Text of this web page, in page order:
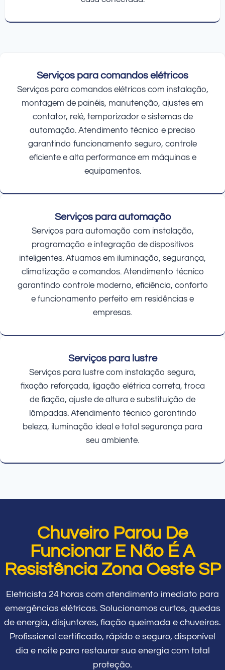
Serviços para comandos elétricos
Serviços para comandos elétricos com instalação,
montagem de painéis, manutenção, ajustes em
contator, relé, temporizador e sistemas de
automação. Atendimento técnico e preciso
garantindo funcionamento seguro, controle
eficiente e alta performance em máquinas e
equipamentos.
Serviços para automação
Serviços para automação com instalação,
programação e integração de dispositivos
inteligentes. Atuamos em iluminação, segurança,
climatização e comandos. Atendimento técnico
garantindo controle moderno, eficiência, conforto
e funcionamento perfeito em residências e
empresas.
Serviços para lustre
Serviços para lustre com instalação segura,
fixação reforçada, ligação elétrica correta, troca
de fiação, ajuste de altura e substituição de
lâmpadas. Atendimento técnico garantindo
beleza, iluminação ideal e total segurança para
seu ambiente.
Chuveiro Parou De
Funcionar E Não É A
Resistência Zona Oeste SP
Eletricista 24 horas com atendimento imediato para
emergências elétricas. Solucionamos curtos, quedas
de energia, disjuntores, fiação queimada e chuveiros.
Profissional certificado, rápido e seguro, disponível
dia e noite para restaurar sua energia com total
proteção.